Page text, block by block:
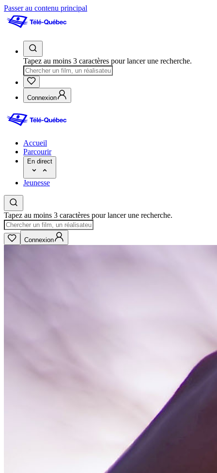
Passer au contenu principal
Tapez au moins 3 caractères pour lancer une recherche.
Connexion
Accueil
Parcourir
En direct
Jeunesse
Tapez au moins 3 caractères pour lancer une recherche.
Connexion